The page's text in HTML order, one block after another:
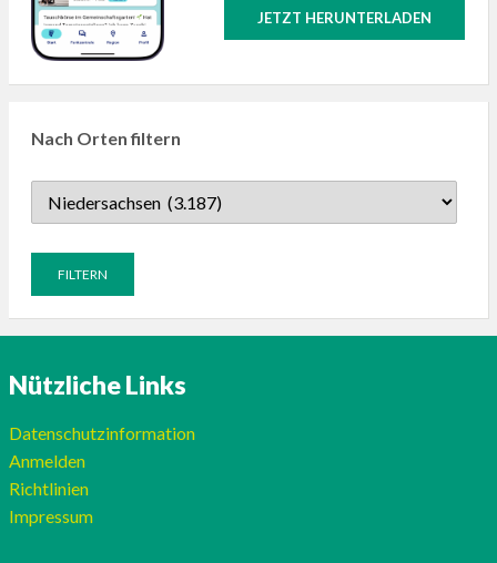
JETZT HERUNTERLADEN
Nach Orten filtern
Nützliche Links
Datenschutzinformation
Anmelden
Richtlinien
Impressum